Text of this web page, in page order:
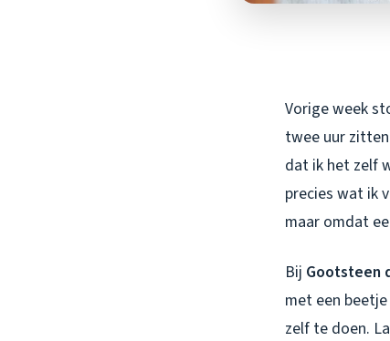
Vorige week
twee uur
dat ik het zelf
precies wat ik
maar omdat
Bij Gootsteen
met een
zelf te doen.